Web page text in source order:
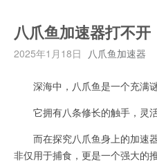
八爪鱼加速器打不开
2025年1月18日 八爪鱼加速器
深海中，八爪鱼是一个充满谜
它拥有八条修长的触手，灵活
而在探究八爪鱼身上的加速
非仅用于捕食，更是一个强大的推